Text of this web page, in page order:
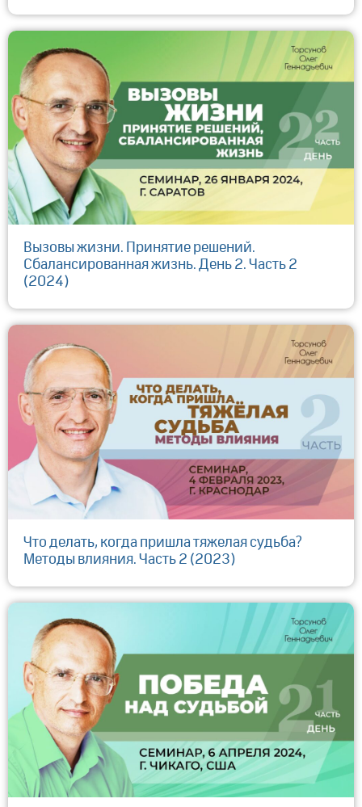
Вызовы жизни. Принятие решений.
Сбалансированная жизнь. День 2. Часть 2
(2024)
Что делать, когда пришла тяжелая судьба?
Методы влияния. Часть 2 (2023)